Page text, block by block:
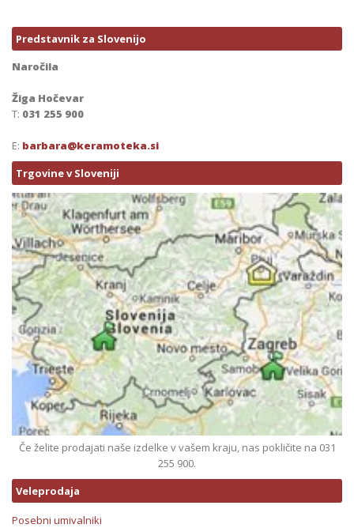
Predstavnik za Slovenijo
Naročila
Žiga Hočevar
T: 031 255 900
E: barbara@keramoteka.si
Trgovine v Sloveniji
Če želite prodajati naše izdelke v vašem kraju, nas pokličite na 031
255 900.
Veleprodaja
Posebni umivalniki